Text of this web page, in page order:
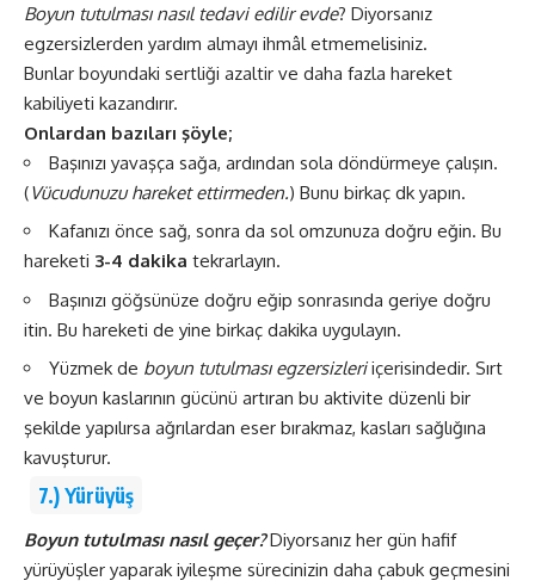
Boyun tutulması nasıl tedavi edilir evde? Diyorsanız
egzersizlerden yardım almayı ihmâl etmemelisiniz.
Bunlar boyundaki sertliği azaltir ve daha fazla hareket
kabiliyeti kazandırır.
Onlardan bazıları şöyle;
Başınızı yavaşça sağa, ardından sola döndürmeye çalışın.
(Vücudunuzu hareket ettirmeden.) Bunu birkaç dk yapın.
Kafanızı önce sağ, sonra da sol omzunuza doğru eğin. Bu
hareketi 3-4 dakika tekrarlayın.
Başınızı göğsünüze doğru eğip sonrasında geriye doğru
itin. Bu hareketi de yine birkaç dakika uygulayın.
Yüzmek de boyun tutulması egzersizleriiçerisindedir. Sırt
ve boyun kaslarının gücünü artıran bu aktivite düzenli bir
şekilde yapılırsa ağrılardan eser bırakmaz, kasları sağlığına
kavuşturur.
7.) Yürüyüş
Boyun tutulması nasıl geçer?Diyorsanız her gün hafif
yürüyüşler yaparak iyileşme sürecinizin daha çabuk geçmesini